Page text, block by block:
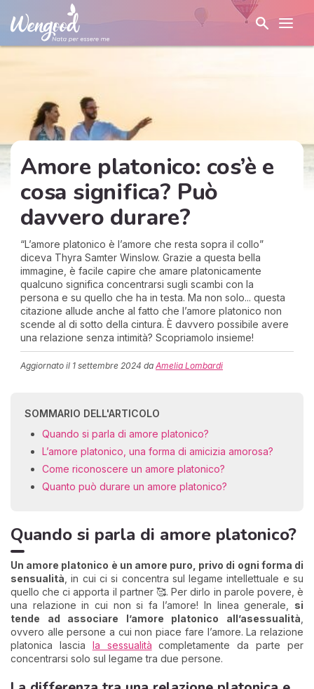
Amore platonico: cos’è e
cosa significa? Può
davvero durare?
“L’amore platonico è l’amore che resta sopra il collo”
diceva Thyra Samter Winslow. Grazie a questa bella
immagine, è facile capire che amare platonicamente
qualcuno significa concentrarsi sugli scambi con la
persona e su quello che ha in testa. Ma non solo... questa
citazione allude anche al fatto che l’amore platonico non
scende al di sotto della cintura. È davvero possibile avere
una relazione senza intimità? Scopriamolo insieme!
Aggiornato il 1 settembre 2024 da Amelia Lombardi
SOMMARIO DELL'ARTICOLO
Quando si parla di amore platonico?
L’amore platonico, una forma di amicizia amorosa?
Come riconoscere un amore platonico?
Quanto può durare un amore platonico?
Quando si parla di amore platonico?
Un amore platonico è un amore puro, privo di ogni forma di
sensualità , in cui ci si concentra sul legame intellettuale e su
quello che ci apporta il partner 🥰. Per dirlo in parole povere, è
una relazione in cui non si fa l’amore! In linea generale, si
tende ad associare l’amore platonico all’asessualità
ovvero alle persone a cui non piace fare l’amore. La relazione
platonica lascia la sessualità completamente da parte per
concentrarsi solo sul legame tra due persone.